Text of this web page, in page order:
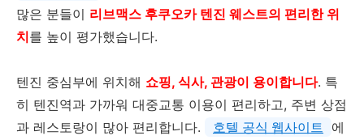
많은 분들이 리브맥스 후쿠오카 텐진 웨스트의 편리한 위
치를 높이 평가했습니다.
텐진 중심부에 위치해 쇼핑, 식사, 관광이 용이합니다. 특
히 텐진역과 가까워 대중교통 이용이 편리하고, 주변 상점
과 레스토랑이 많아 편리합니다.
호텔 공식 웹사이트
에